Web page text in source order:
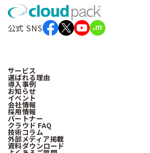
公式 SNS
サービス
選ばれる理由
導入事例
お知らせ
イベント
会社情報
採用情報
パートナー
クラウド FAQ
技術コラム
外部メディア掲載
資料ダウンロード